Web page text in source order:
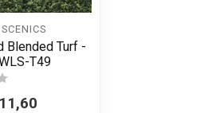
Blended Turf -
T49